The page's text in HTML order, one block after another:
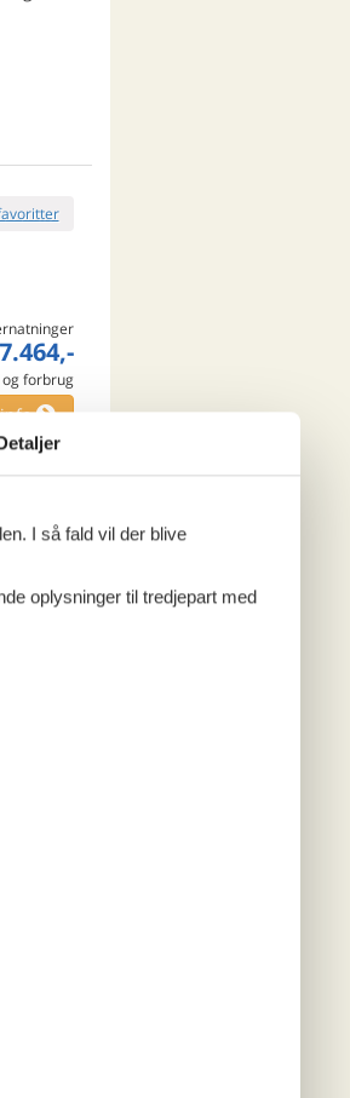
forbrug
I så fald vil der blive
oplysninger til tredjepart med